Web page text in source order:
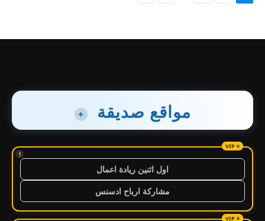
مواقع صديقة +
!
اول اثنين ريادة اعمال
مشاركة ارباح ادسنس